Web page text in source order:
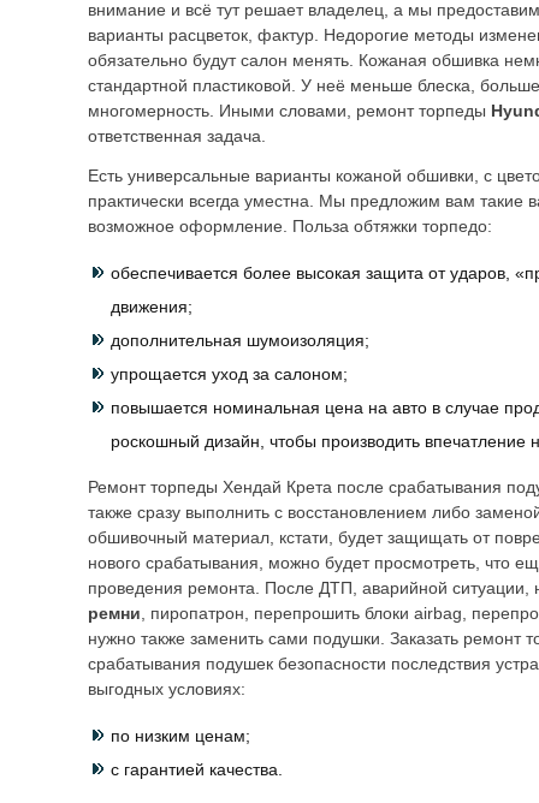
внимание и всё тут решает владелец, а мы
варианты расцветок, фактур. Недорогие методы
обязательно будут салон менять. Кожаная обшивка
стандартной пластиковой. У неё меньше блеска,
многомерность. Иными словами, ремонт торпеды
ответственная задача.
Есть универсальные варианты кожаной обшивки, с
практически всегда уместна. Мы предложим вам такие
возможное оформление. Польза обтяжки торпедо:
обеспечивается более высокая защита от ударов,
движения;
дополнительная шумоизоляция;
упрощается уход за салоном;
повышается номинальная цена на авто в случае
роскошный дизайн, чтобы производить впечатление
Ремонт торпеды Хендай Крета после срабатывания
также сразу выполнить с восстановлением либо
обшивочный материал, кстати, будет защищать от
нового срабатывания, можно будет просмотреть, что
проведения ремонта. После ДТП, аварийной ситуации,
ремни , пиропатрон, перепрошить блоки airbag,
нужно также заменить сами подушки. Заказать ремонт
срабатывания подушек безопасности последствия
выгодных условиях:
по низким ценам;
с гарантией качества.